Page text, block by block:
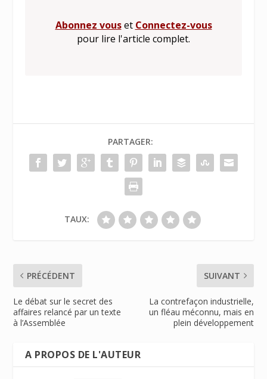
Abonnez vouset Connectez-vous
pour lire l'article complet.
PARTAGER:
TAUX:
PRÉCÉDENT
Le débat sur le secret des
affaires relancé par un texte
à l’Assemblée
SUIVANT
La contrefaçon industrielle,
un fléau méconnu, mais en
plein développement
A PROPOS DE L'AUTEUR